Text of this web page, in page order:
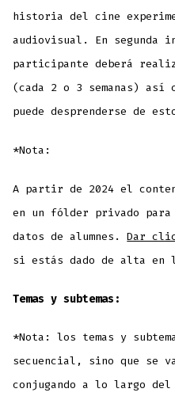
historia del cine
audiovisual. En segunda
participante deberá
(cada 2 o 3 semanas) así
puede desprenderse de
*Nota:
A partir de 2024 el
en un fólder privado
datos de alumnes.Dar
si estás dado de alta en
Temas y subtemas:
*Nota: los temas y
secuencial, sino que se
conjugando a lo largo del